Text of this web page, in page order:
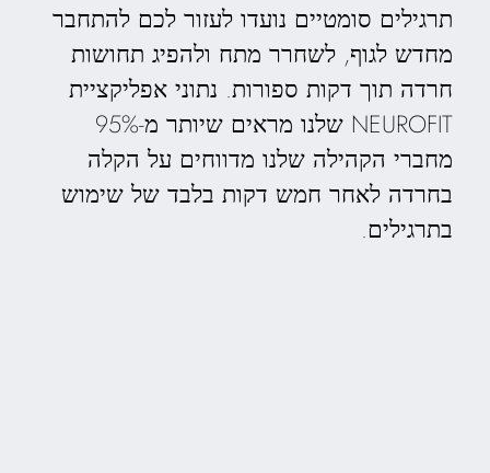
תרגילים סומטיים נועדו לעזור לכם להתחבר
מחדש לגוף, לשחרר מתח ולהפיג תחושות
חרדה תוך דקות ספורות. נתוני אפליקציית
NEUROFIT שלנו מראים שיותר מ-95%
מחברי הקהילה שלנו מדווחים על הקלה
בחרדה לאחר חמש דקות בלבד של שימוש
בתרגילים.